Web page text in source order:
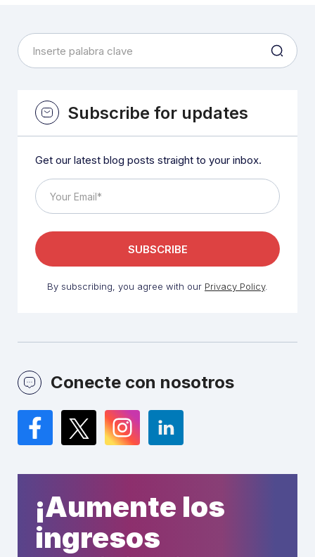
Subscribe for updates
Get our latest blog posts straight to your inbox.
By subscribing, you agree with our Privacy Policy.
Conecte con nosotros
Facebook
TwitterInstagramLinkedIn
¡Aumente los
ingresos